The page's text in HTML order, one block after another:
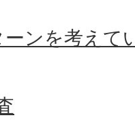
ーンを考えて